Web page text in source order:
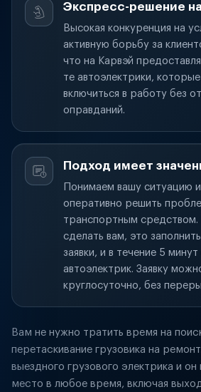
Экспресс-решение
Высокая конкуренция на
активную борьбу за
что на Карвэй
те автоэлектрики,
включиться в работу без
оправданий.
Подход имеет
Понимаем вашу ситуацию
оперативно решить
транспортным средством.
сделать вам, это
заявки, и в течение 5
автоэлектрик. Заявку
круглосуточно, без
Вам не нужно тратить время на
перетаскивание грузовика на
выездного грузового электрика и
место в любое время, включая